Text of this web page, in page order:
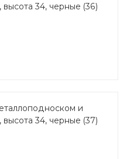
34, черные (36)
и
34, черные (37)